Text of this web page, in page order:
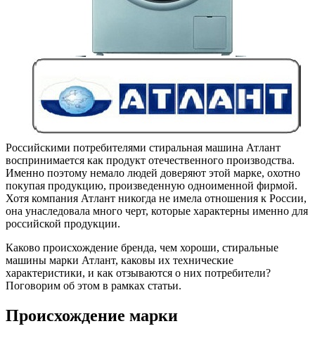
Российскими потребителями стиральная машина Атлант
воспринимается как продукт отечественного производства.
Именно поэтому немало людей доверяют этой марке, охотно
покупая продукцию, произведенную одноименной фирмой.
Хотя компания Атлант никогда не имела отношения к России,
она унаследовала много черт, которые характерны именно для
российской продукции.
Каково происхождение бренда, чем хороши, стиральные
машины марки Атлант, каковы их технические
характеристики, и как отзываются о них потребители?
Поговорим об этом в рамках статьи.
Происхождение марки